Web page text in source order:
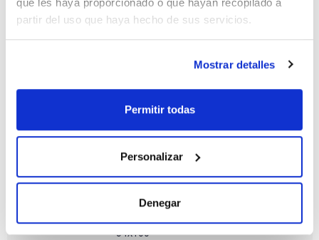
partir del uso que haya hecho de sus servicios.
Mostrar detalles
Permitir todas
Personalizar
Denegar
Disponibilidad
Ver stock
Diámetro
interno x Altura
(mm)
54x100